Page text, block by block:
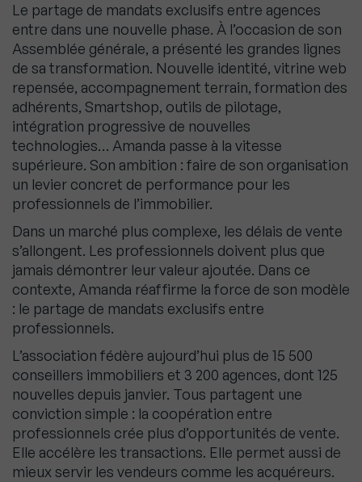
Le partage de mandats exclusifs entre agences
entre dans une nouvelle phase. À l’occasion de son
Assemblée générale, a présenté les grandes lignes
de sa transformation. Nouvelle identité, vitrine web
repensée, accompagnement terrain, formation des
adhérents, Smartshop, outils de pilotage,
intégration progressive de nouvelles
technologies… Amanda passe à la vitesse
supérieure. Son ambition : faire de son organisation
un levier concret de performance pour les
professionnels de l’immobilier.
Dans un marché plus complexe, les délais de vente
s’allongent. Les professionnels doivent plus que
jamais démontrer leur valeur ajoutée. Dans ce
contexte, Amanda réaffirme la force de son modèle
: le partage de mandats exclusifs entre
professionnels.
L’association fédère aujourd’hui plus de 15 500
conseillers immobiliers et 3 200 agences, dont 125
nouvelles depuis janvier. Tous partagent une
conviction simple : la coopération entre
professionnels crée plus d’opportunités de vente.
Elle accélère les transactions. Elle permet aussi de
mieux servir les vendeurs comme les acquéreurs.